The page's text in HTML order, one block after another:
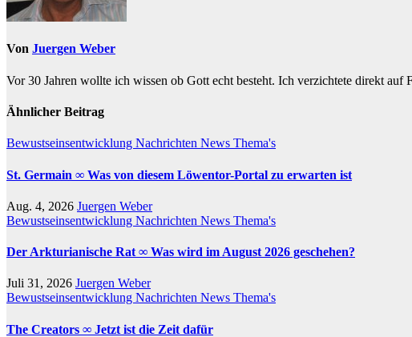
Von Juergen Weber
Vor 30 Jahren wollte ich wissen ob Gott echt besteht. Ich verzichtete direkt
Ähnlicher Beitrag
Bewustseinsentwicklung Nachrichten News Thema's
St. Germain ∞ Was von diesem Löwentor-Portal zu erwarten ist
Aug. 4, 2026 Juergen Weber
Bewustseinsentwicklung Nachrichten News Thema's
Der Arkturianische Rat ∞ Was wird im August 2026 geschehen?
Juli 31, 2026 Juergen Weber
Bewustseinsentwicklung Nachrichten News Thema's
The Creators ∞ Jetzt ist die Zeit dafür